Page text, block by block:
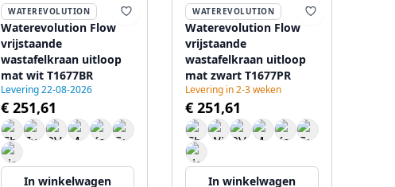
WATEREVOLUTION
Waterevolution Flow
vrijstaande
wastafelkraan uitloop
mat wit T1677BR
Levering 22-08-2026
€ 251,61
In winkelwagen
WATEREVOLUTION
Waterevolution Flow
vrijstaande
wastafelkraan uitloop
mat zwart T1677PR
Levering in 2-3 weken
€ 251,61
In winkelwagen